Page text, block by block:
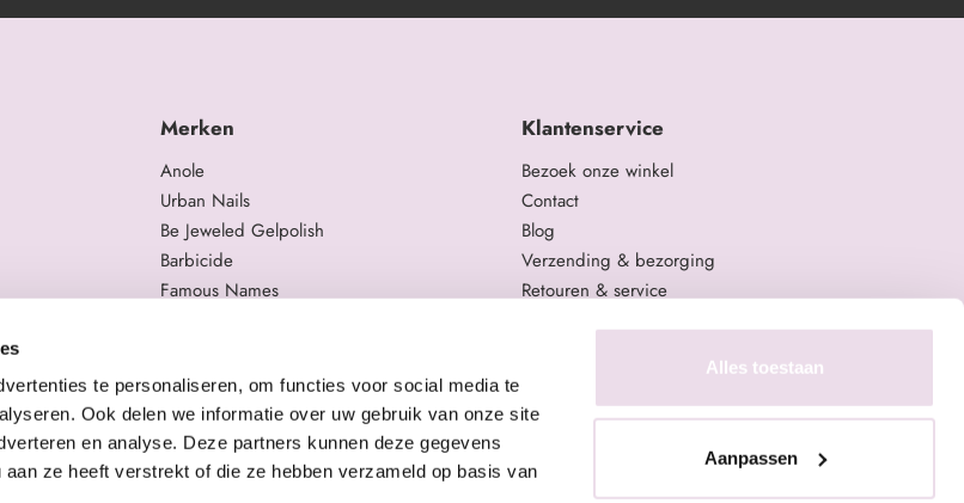
te personaliseren, om functies voor social media te
Ook delen we informatie over uw gebruik van onze site
en analyse. Deze partners kunnen deze gegevens
ze heeft verstrekt of die ze hebben verzameld op basis van
Alles toestaan
Aanpassen
Merken
Anole
Urban Nails
Be Jeweled Gelpolish
Barbicide
Famous Names
Staleks Pro
Klantenservice
Bezoek onze winkel
Contact
Blog
Verzending & bezorging
Retouren & service